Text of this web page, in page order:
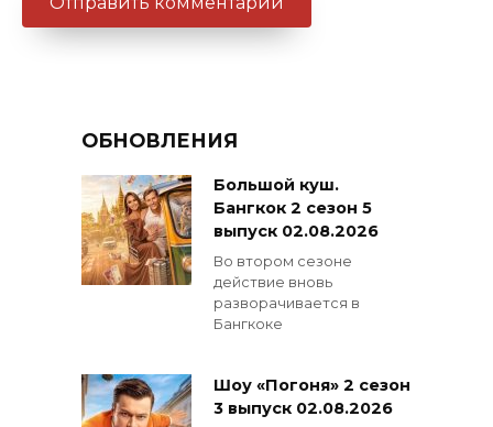
ОБНОВЛЕНИЯ
Большой куш.
Бангкок 2 сезон 5
выпуск 02.08.2026
Во втором сезоне
действие вновь
разворачивается в
Бангкоке
Шоу «Погоня» 2 сезон
3 выпуск 02.08.2026